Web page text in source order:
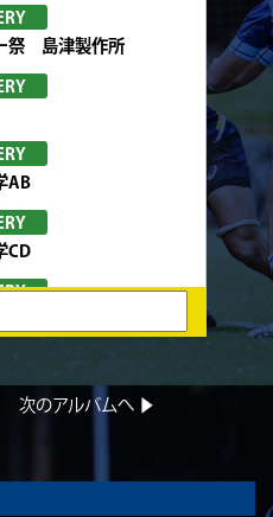
祭 島津製作所
AB
CD
ント 京都産業大学
BC
次のアルバムへ ▶︎